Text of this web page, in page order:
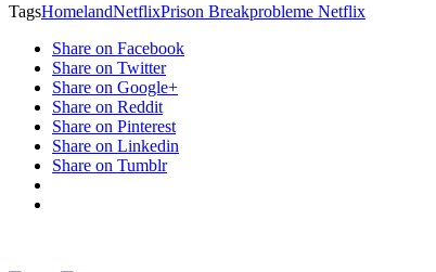
TagsHomelandNetflixPrison Breakprobleme Netflix
Share on Facebook
Share on Twitter
Share on Google+
Share on Reddit
Share on Pinterest
Share on Linkedin
Share on Tumblr